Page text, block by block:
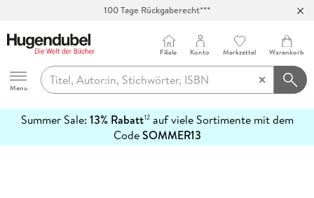
100 Tage Rückgaberecht***
Hugendubel
Menu
Filiale Konto Merkzettel Warenkorb
Summer Sale: 13% Rabatt12auf viele Sortimente mit dem
CodeSOMMER13
erfahren